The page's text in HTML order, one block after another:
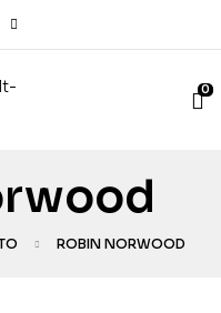
0
ROBIN NORWOOD